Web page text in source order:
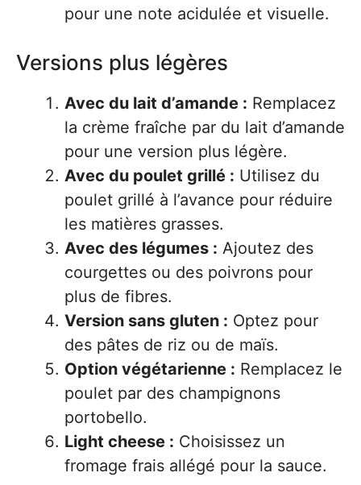
pour une note acidulée et visuelle.
Versions plus légères
Avec du lait d’amande : Remplacez
la crème fraîche par du lait d’amande
pour une version plus légère.
Avec du poulet grillé : Utilisez du
poulet grillé à l’avance pour réduire
les matières grasses.
Avec des légumes : Ajoutez des
courgettes ou des poivrons pour
plus de fibres.
Version sans gluten : Optez pour
des pâtes de riz ou de maïs.
Option végétarienne : Remplacez le
poulet par des champignons
portobello.
Light cheese : Choisissez un
fromage frais allégé pour la sauce.